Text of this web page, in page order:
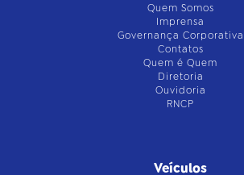
Quem Somos
Imprensa
Governança Corporativa
Contatos
Quem é Quem
Diretoria
Ouvidoria
RNCP
Veículos